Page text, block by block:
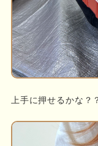
上手に押せるかな？